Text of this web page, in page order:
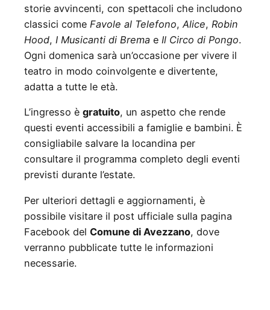
storie avvincenti, con spettacoli che includono
classici come Favole al Telefono, Alice, Robin
Hood, I Musicanti di Brema e Il Circo di Pongo.
Ogni domenica sarà un’occasione per vivere il
teatro in modo coinvolgente e divertente,
adatta a tutte le età.
L’ingresso è gratuito, un aspetto che rende
questi eventi accessibili a famiglie e bambini. È
consigliabile salvare la locandina per
consultare il programma completo degli eventi
previsti durante l’estate.
Per ulteriori dettagli e aggiornamenti, è
possibile visitare il post ufficiale sulla pagina
Facebook del Comune di Avezzano, dove
verranno pubblicate tutte le informazioni
necessarie.